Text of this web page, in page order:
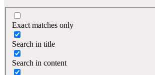
Exact matches only
Search in title
Search in content